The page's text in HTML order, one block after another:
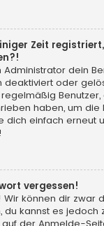
Zeit
Administrator dein
deaktiviert oder
haben, um die
dich einfach erneut
vergessen!
Wir können dir zwar
kannst es jedoch